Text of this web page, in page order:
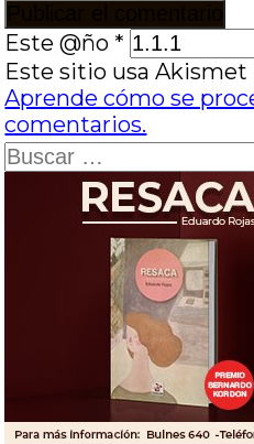
Este @ño *
Este sitio usa Akismet
Aprende cómo se
comentarios.
Buscar: